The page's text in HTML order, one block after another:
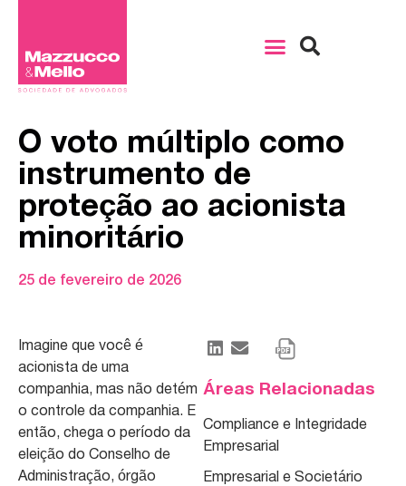
O voto múltiplo como
instrumento de
proteção ao acionista
minoritário
25 de fevereiro de 2026
Imagine que você é
acionista de uma
companhia, mas não detém
o controle da companhia. E
então, chega o período da
eleição do Conselho de
Administração, órgão
Áreas Relacionadas
Compliance e Integridade
Empresarial
Empresarial e Societário